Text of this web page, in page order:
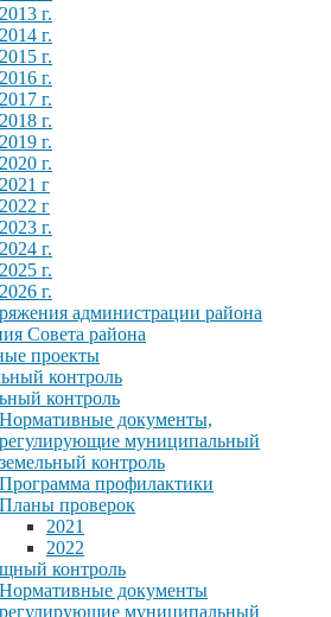
2013 г.
2014 г.
2015 г.
2016 г.
2017 г.
2018 г.
2019 г.
2020 г.
2021 г
2022 г
2023 г.
2024 г.
2025 г.
2026 г.
администрации района
Совета района
проекты
контроль
контроль
Нормативные документы,
регулирующие муниципальный
земельный контроль
Программа профилактики
Планы проверок
2021
2022
контроль
Нормативные документы
регулирующие муниципальный